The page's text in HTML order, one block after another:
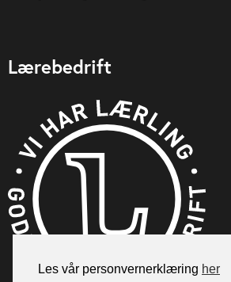
Les vår personvernerklæring her
Lærebedrift